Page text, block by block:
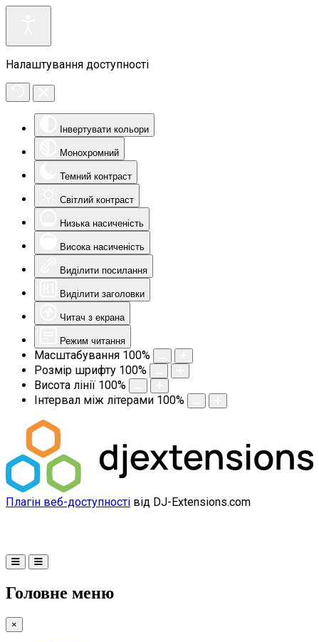
Налаштування доступності
Інвертувати кольори
Монохромний
Темний контраст
Світлий контраст
Низька насиченість
Висока насиченість
Виділити посилання
Виділити заголовки
Читач з екрана
Режим читання
Масштабування 100%
Розмір шрифту 100%
Висота лінії 100%
Інтервал між літерами 100%
Плагін веб-доступності від DJ-Extensions.com
Головне меню
×